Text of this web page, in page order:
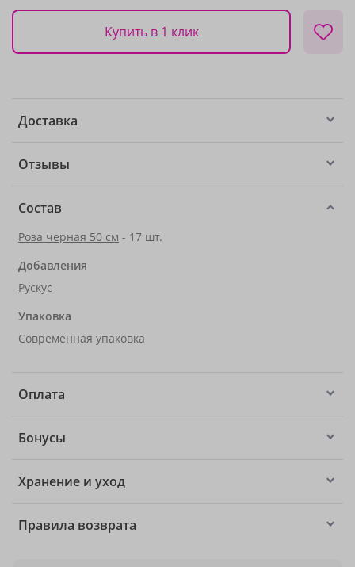
Купить в 1 клик
Доставка
Отзывы
Состав
Роза черная 50 см - 17 шт.
Добавления
Рускус
Упаковка
Современная упаковка
Оплата
Бонусы
Хранение и уход
Правила возврата